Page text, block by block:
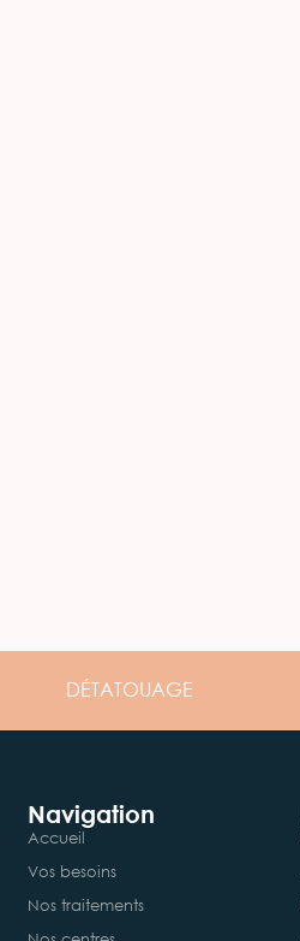
DÉTATOUAGE
Navigation
Accueil
Vos besoins
Nos traitements